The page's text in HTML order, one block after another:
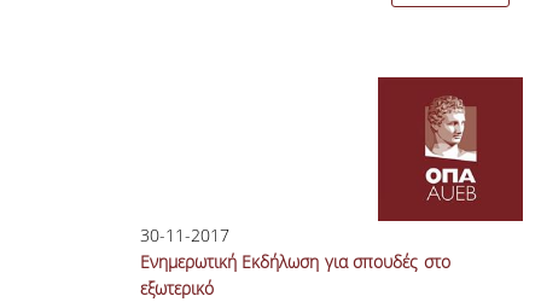
30-11-2017
Ενημερωτική Εκδήλωση για σπουδές στο
εξωτερικό